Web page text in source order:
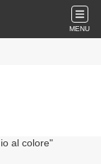
MENU